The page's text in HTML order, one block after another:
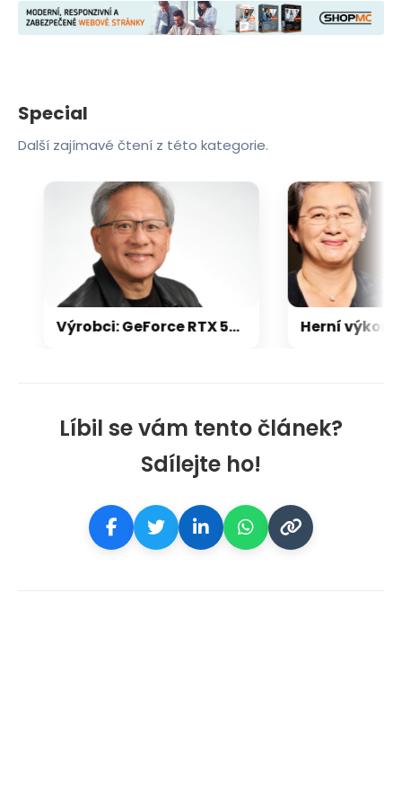
Líbil se vám tento článek?
Sdílejte ho!
Special
Další zajímavé čtení z této kategorie.
Výrobci: GeForce RTX 5000 zdraží o 20-30 %, zastavili jsme dodávky levných karet